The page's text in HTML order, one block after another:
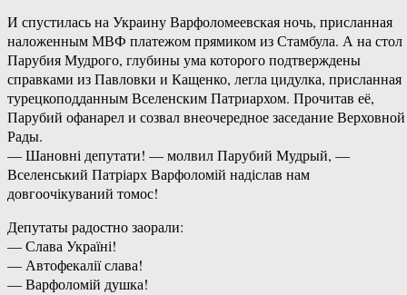
И спустилась на Украину Варфоломеевская ночь, присланная
наложенным МВФ платежом прямиком из Стамбула. А на стол
Парубия Мудрого, глубины ума которого подтверждены
справками из Павловки и Кащенко, легла цидулка, присланная
турецкоподданным Вселенским Патриархом. Прочитав её,
Парубий офанарел и созвал внеочередное заседание Верховной
Рады.
— Шановні депутати! — молвил Парубий Мудрый, —
Вселенський Патріарх Варфоломій надіслав нам
довгоочікуваний томос!
Депутаты радостно заорали:
— Слава Україні!
— Автофекалії слава!
— Варфоломій душка!